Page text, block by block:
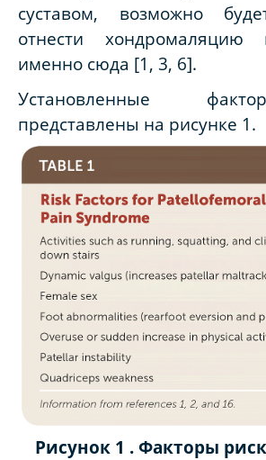
суставом, возможно
отнести хондромаляцию
именно сюда [1, 3, 6].
Установленные
представлены на рисунке 1.
Рисунок 1 . Факторы